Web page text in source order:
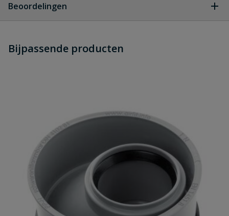
dit product?
Beoordelingen
Schrijf zelf een beoordeling
Uw waardering:
Naam
Bijpassende producten